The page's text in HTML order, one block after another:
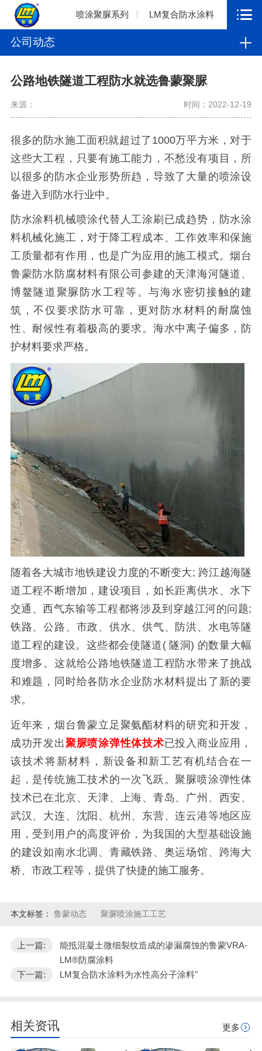
喷涂聚脲系列 LM复合防水涂料
公司动态
公路地铁隧道工程防水就选鲁蒙聚脲
来源： 时间：2022-12-19
很多的防水施工面积就超过了1000万平方米，对于
这些大工程，只要有施工能力，不愁没有项目，所
以很多的防水企业形势所趋，导致了大量的喷涂设
备进入到防水行业中。
防水涂料机械喷涂代替人工涂刷已成趋势，防水涂
料机械化施工，对于降工程成本、工作效率和保施
工质量都有作用，也是广为应用的施工模式。烟台
鲁蒙防水防腐材料有限公司参建的天津海河隧道、
博鳌隧道聚脲防水工程等。与海水密切接触的建
筑，不仅要求防水可靠，更对防水材料的耐腐蚀
性、耐候性有着极高的要求。海水中离子偏多，防
护材料要求严格。
随着各大城市地铁建设力度的不断变大; 跨江越海隧
道工程不断增加，建设项目，如长距离供水、水下
交通、西气东输等工程都将涉及到穿越江河的问题;
铁路、公路、市政、供水、供气、防洪、水电等隧
道工程的建设。这些都会使隧道( 隧洞) 的数量大幅
度增多。这就给公路地铁隧道工程防水带来了挑战
和难题，同时给各防水企业防水材料提出了新的要
求。
近年来，烟台鲁蒙立足聚氨酯材料的研究和开发，
成功开发出聚脲喷涂弹性体技术已投入商业应用，
该技术将新材料，新设备和新工艺有机结合在一
起，是传统施工技术的一次飞跃。聚脲喷涂弹性体
技术已在北京、天津、上海、青岛、广州、西安、
武汉、大连、沈阳、杭州、东营、连云港等地区应
用，受到用户的高度评价，为我国的大型基础设施
的建设如南水北调、青藏铁路、奥运场馆、跨海大
桥、市政工程等，提供了快捷的施工服务。
本文标签： 鲁蒙动态 聚脲喷涂施工工艺
上一篇:
能抵混凝土微细裂纹造成的渗漏腐蚀的鲁蒙VRA-
LM®防腐涂料
下一篇:
LM复合防水涂料为水性高分子涂料"
相关资讯 更多